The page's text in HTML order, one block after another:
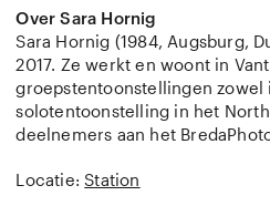
Over Sara Hornig
Sara Hornig (1984, Augsburg,
2017. Ze werkt en woont in
groepstentoonstellingen zowel
solotentoonstelling in het
deelnemers aan het
Locatie:Station